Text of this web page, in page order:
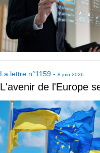
La lettre n°1159 -8 juin 2026
L'avenir de l'Europe